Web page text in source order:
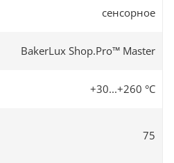
сенсорное
BakerLux Shop.Pro™ Master
+30...+260 °C
75